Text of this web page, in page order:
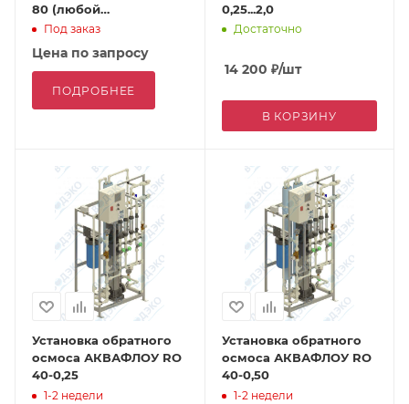
80 (любой
производительности)
Под заказ
Цена по запросу
ПОДРОБНЕЕ
0,25...2,0
Достаточно
14 200 ₽/шт
В КОРЗИНУ
Установка обратного
осмоса АКВАФЛОУ RO
40-0,25
1-2 недели
Установка обратного
осмоса АКВАФЛОУ RO
40-0,50
1-2 недели